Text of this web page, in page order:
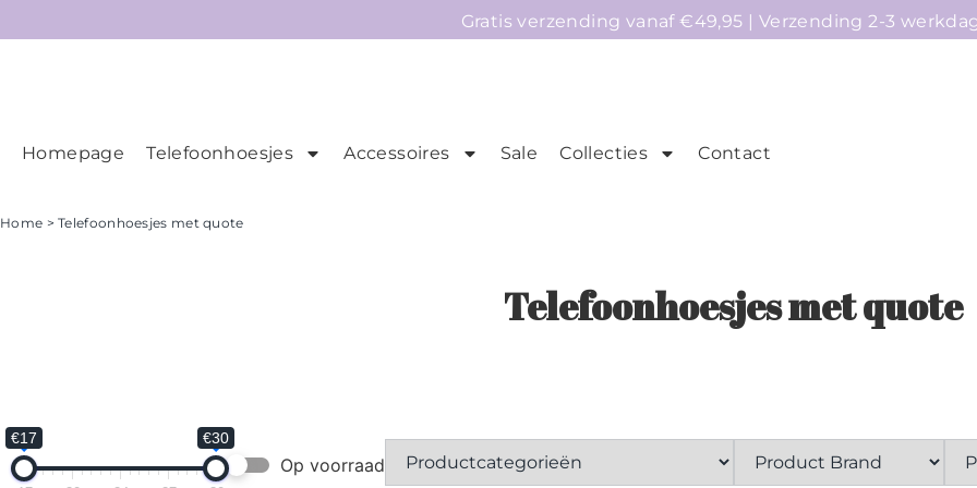
Gratis verzending vanaf €49,95 | Verzending 2-3
Homepage Telefoonhoesjes Accessoires Sale Collecties Contact
Home > Telefoonhoesjes met quote
Telefoonhoesjes met quote
€17 €30
Op voorraad